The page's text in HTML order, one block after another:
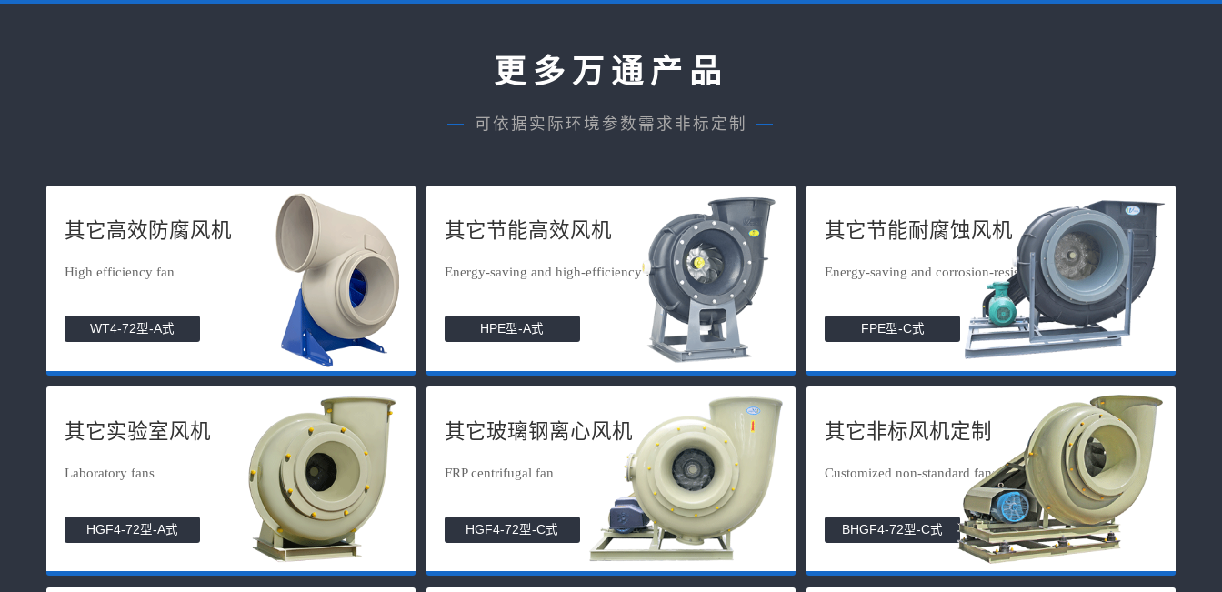
更多万通产品
— 可依据实际环境参数需求非标定制 —
其它高效防腐风机
High efficiency fan
WT4-72型-A式
其它节能高效风机
Energy-saving and high-efficiency f...
HPE型-A式
其它节能耐腐蚀风机
Energy-saving and corrosion-resista...
FPE型-C式
其它实验室风机
Laboratory fans
HGF4-72型-A式
其它玻璃钢离心风机
FRP centrifugal fan
HGF4-72型-C式
其它非标风机定制
Customized non-standard fans
BHGF4-72型-C式